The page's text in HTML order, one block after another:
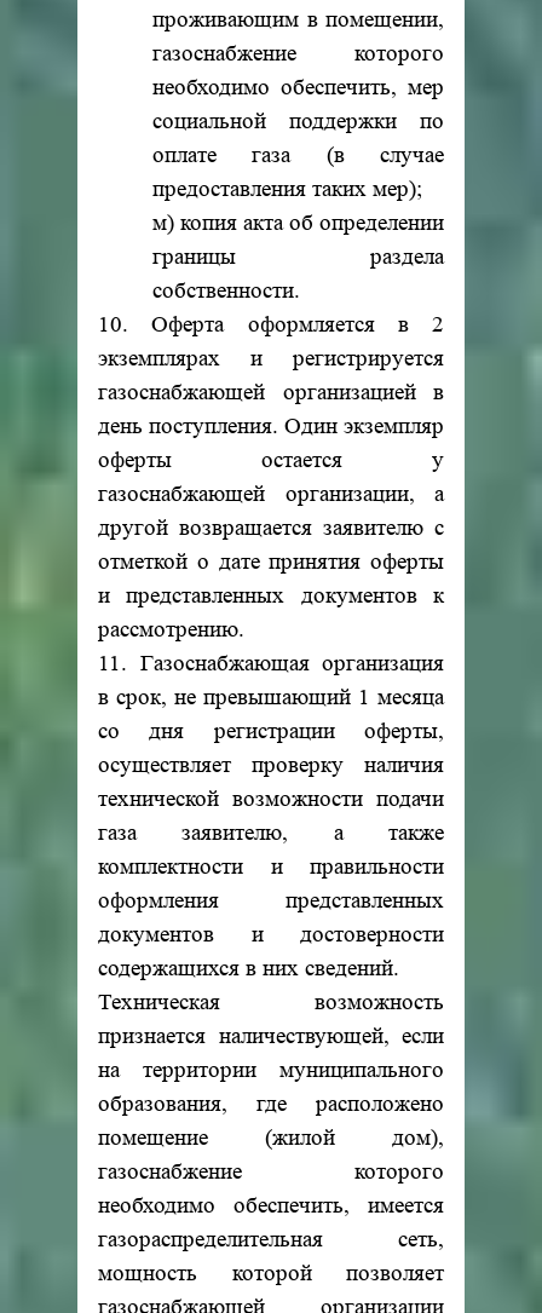
проживающим в помещении,
газоснабжение которого
необходимо обеспечить, мер
социальной поддержки по
оплате газа (в случае
предоставления таких мер);
м) копия акта об определении
границы раздела
собственности.
10. Оферта оформляется в 2
экземплярах и регистрируется
газоснабжающей организацией в
день поступления. Один экземпляр
оферты остается у
газоснабжающей организации, а
другой возвращается заявителю с
отметкой о дате принятия оферты
и представленных документов к
рассмотрению.
11. Газоснабжающая организация
в срок, не превышающий 1 месяца
со дня регистрации оферты,
осуществляет проверку наличия
технической возможности подачи
газа заявителю, а также
комплектности и правильности
оформления представленных
документов и достоверности
содержащихся в них сведений.
Техническая возможность
признается наличествующей, если
на территории муниципального
образования, где расположено
помещение (жилой дом),
газоснабжение которого
необходимо обеспечить, имеется
газораспределительная сеть,
мощность которой позволяет
газоснабжающей организации